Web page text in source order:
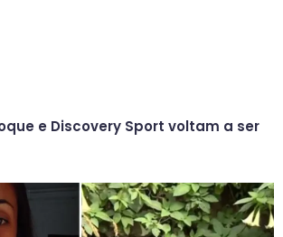
e Discovery Sport voltam a ser